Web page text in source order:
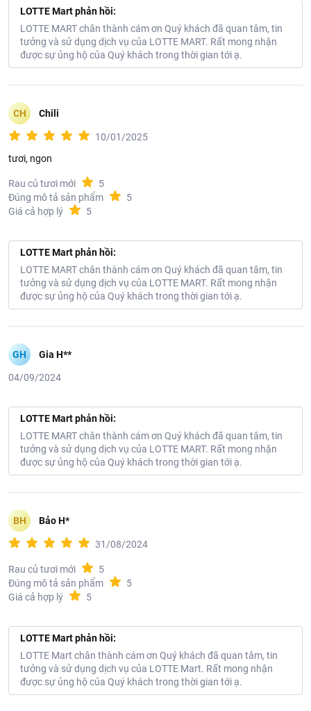
LOTTE Mart phản hồi:
LOTTE MART chân thành cám ơn Quý khách đã quan tâm, tin
tưởng và sử dụng dịch vụ của LOTTE MART. Rất mong nhận
được sự ủng hộ của Quý khách trong thời gian tới ạ.
CH Chili
10/01/2025
tươi, ngon
Rau củ tươi mới
5
Đúng mô tả sản phẩm
5
Giá cả hợp lý
5
LOTTE Mart phản hồi:
LOTTE MART chân thành cám ơn Quý khách đã quan tâm, tin
tưởng và sử dụng dịch vụ của LOTTE MART. Rất mong nhận
được sự ủng hộ của Quý khách trong thời gian tới ạ.
GH Gia H**
04/09/2024
LOTTE Mart phản hồi:
LOTTE MART chân thành cám ơn Quý khách đã quan tâm, tin
tưởng và sử dụng dịch vụ của LOTTE MART. Rất mong nhận
được sự ủng hộ của Quý khách trong thời gian tới ạ.
BH Bảo H*
31/08/2024
Rau củ tươi mới
5
Đúng mô tả sản phẩm
5
Giá cả hợp lý
5
LOTTE Mart phản hồi:
LOTTE Mart chân thành cám ơn Quý khách đã quan tâm, tin
tưởng và sử dụng dịch vụ của LOTTE Mart. Rất mong nhận
được sự ủng hộ của Quý khách trong thời gian tới ạ.